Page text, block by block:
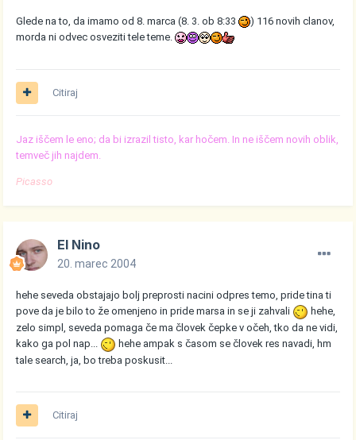
Glede na to, da imamo od 8. marca (8. 3. ob 8:33
) 116 novih clanov,
morda ni odvec osveziti tele teme.
Citiraj
Jaz iščem le eno; da bi izrazil tisto, kar hočem. In ne iščem novih oblik,
temveč jih najdem.
Picasso
El Nino
20. marec 2004
hehe seveda obstajajo bolj preprosti nacini odpres temo, pride tina ti
pove da je bilo to že omenjeno in pride marsa in se ji zahvali
hehe,
zelo simpl, seveda pomaga če ma človek čepke v očeh, tko da ne vidi,
kako ga pol nap...
hehe ampak s časom se človek res navadi, hm
tale search, ja, bo treba poskusit...
Citiraj